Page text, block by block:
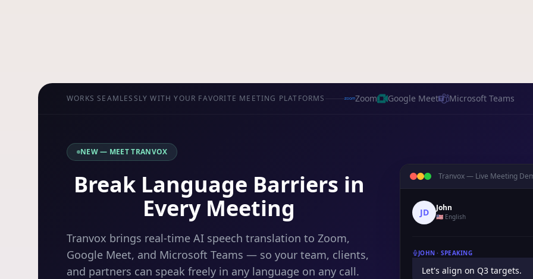
WORKS SEAMLESSLY WITH YOUR FAVORITE MEETING PLATFORMS Zoom Google Meet Microsoft Teams
NEW — MEET TRANVOX
Break Language Barriers in
Every Meeting
Tranvox brings real-time AI speech translation to Zoom,
Google Meet, and Microsoft Teams — so your team, clients,
and partners can speak freely in any language on any call.
Tranvox — Live Meeting
JD John
🇺🇸 English
JOHN · SPEAKING
Let's align on Q3 targets.